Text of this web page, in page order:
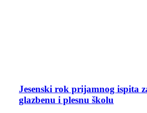
Jesenski rok prijamnog ispita
glazbenu i plesnu školu